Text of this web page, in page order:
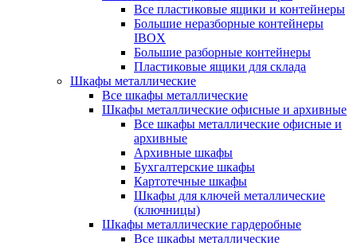
Все пластиковые ящики и контейнеры
Большие неразборные контейнеры
IBOX
Большие разборные контейнеры
Пластиковые ящики для склада
Шкафы металлические
Все шкафы металлические
Шкафы металлические офисные и архивные
Все шкафы металлические офисные и
архивные
Архивные шкафы
Бухгалтерские шкафы
Картотечные шкафы
Шкафы для ключей металлические
(ключницы)
Шкафы металлические гардеробные
Все шкафы металлические